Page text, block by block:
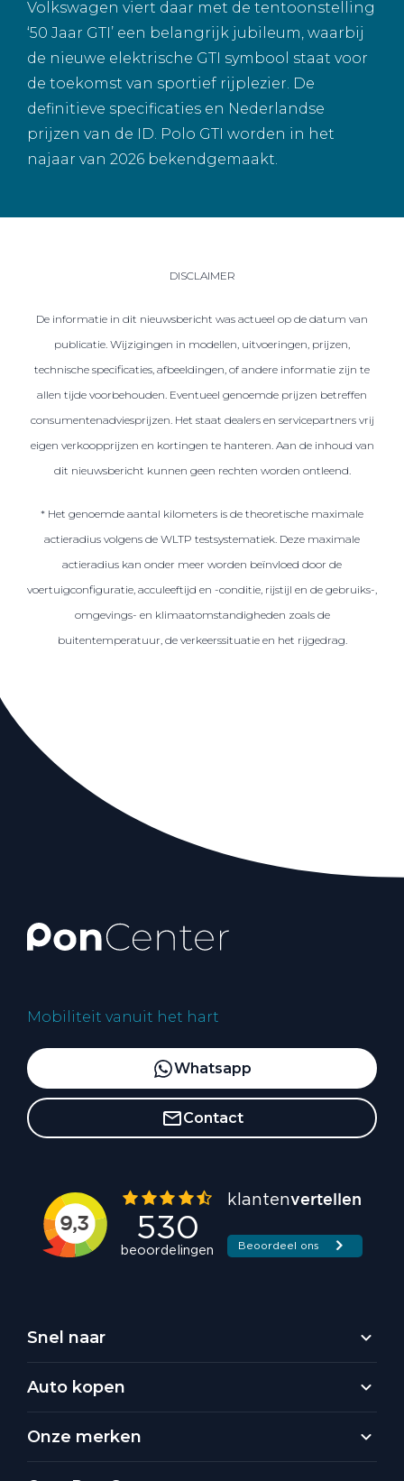
Volkswagen viert daar met de tentoonstelling
‘50 Jaar GTI’ een belangrijk jubileum, waarbij
de nieuwe elektrische GTI symbool staat voor
de toekomst van sportief rijplezier. De
definitieve specificaties en Nederlandse
prijzen van de ID. Polo GTI worden in het
najaar van 2026 bekendgemaakt.
DISCLAIMER
De informatie in dit nieuwsbericht was actueel op de datum van
publicatie. Wijzigingen in modellen, uitvoeringen, prijzen,
technische specificaties, afbeeldingen, of andere informatie zijn te
allen tijde voorbehouden. Eventueel genoemde prijzen betreffen
consumentenadviesprijzen. Het staat dealers en servicepartners vrij
eigen verkoopprijzen en kortingen te hanteren. Aan de inhoud van
dit nieuwsbericht kunnen geen rechten worden ontleend.
* Het genoemde aantal kilometers is de theoretische maximale
actieradius volgens de WLTP testsystematiek. Deze maximale
actieradius kan onder meer worden beïnvloed door de
voertuigconfiguratie, acculeeftijd en -conditie, rijstijl en de gebruiks-,
omgevings- en klimaatomstandigheden zoals de
buitentemperatuur, de verkeerssituatie en het rijgedrag.
Mobiliteit vanuit het hart
Whatsapp
Contact
Snel naar
Auto kopen
Onze merken